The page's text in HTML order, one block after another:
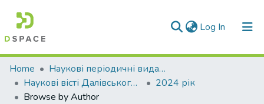
Log In (current)
Communities & Collections
All of DSpace
Home
Наукові періодичні видання СНУ ім. В. Даля
Наукові вісті Далівського університету
2024 рік
Browse by Author